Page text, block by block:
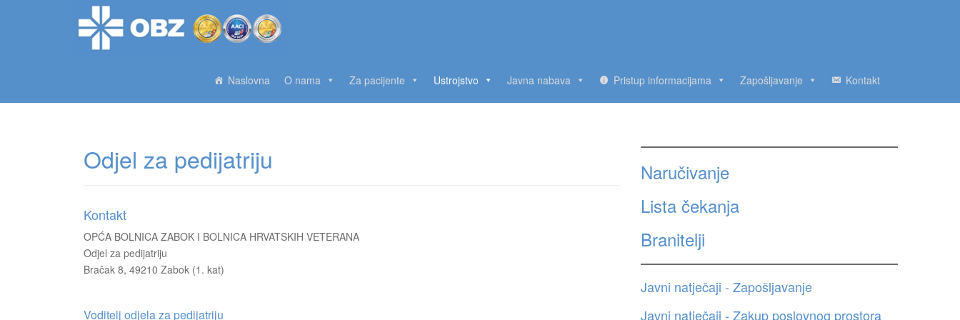
Naslovna O nama Za pacijente Ustrojstvo Javna nabava Pristup informacijama Zapošljavanje Kontakt
Odjel za pedijatriju
Kontakt
OPĆA BOLNICA ZABOK I BOLNICA HRVATSKIH VETERANA
Odjel za pedijatriju
Bračak 8, 49210 Zabok (1. kat)
Voditelj odjela za pedijatriju
Naručivanje
Lista čekanja
Branitelji
Javni natječaji - Zapošljavanje
Javni natječaji - Zakup poslovnog prostora